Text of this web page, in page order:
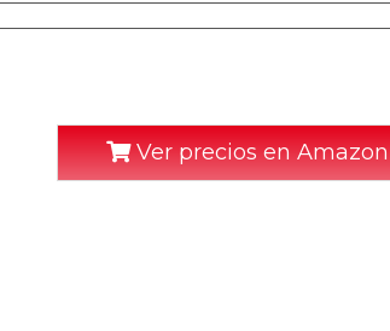
Ver precios en Amazon